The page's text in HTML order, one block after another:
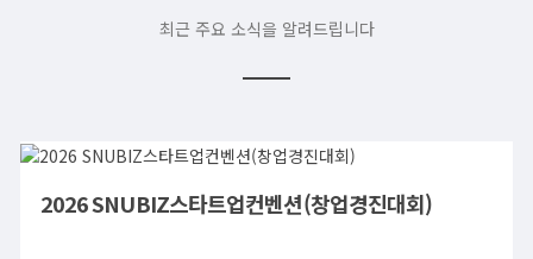
최근 주요 소식을 알려드립니다
2026 SNUBIZ스타트업컨벤션(창업경진대회)